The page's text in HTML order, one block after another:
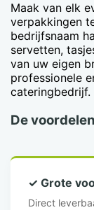
Maak van elk
verpakkingen
bedrijfsnaam
servetten,
van uw eigen
professionele
cateringbedrijf.
De
✓ Grote
Direct